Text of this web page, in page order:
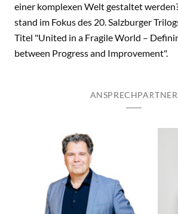
einer komplexen Welt gestaltet
stand im Fokus des 20. Salzburger
Titel "United in a Fragile World –
between Progress and Improvement".
ANSPRECHPARTNER